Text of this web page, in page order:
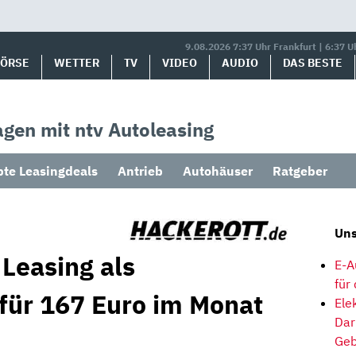
9.08.2026 7:37 Uhr Frankfurt | 6:37
WETTER TV VIDEO AUDIO DAS BESTE
mit ntv Autoleasing
Leasingdeals Antrieb Autohäuser Ratgeber
als
167 Euro im Monat
E-
für